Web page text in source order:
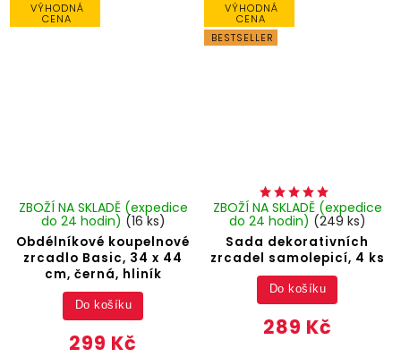
VÝHODNÁ
CENA
Obdélníkové koupelnové
zrcadlo Basic, 34 x 44
cm, černá, hliník
ZBOŽÍ NA SKLADĚ (expedice
do 24 hodin) (16 ks)
299 Kč
Do košíku
VÝHODNÁ
CENA
BESTSELLER
Sada dekorativních
zrcadel samolepicí, 4 ks
ZBOŽÍ NA SKLADĚ (expedice
do 24 hodin) (249 ks)
289 Kč
Do košíku